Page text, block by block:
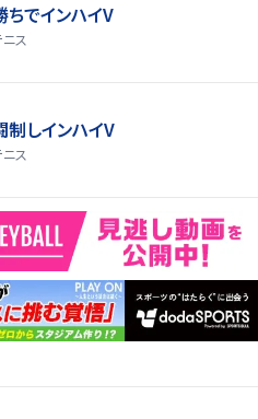
でインハイV
ス
しインハイV
ス